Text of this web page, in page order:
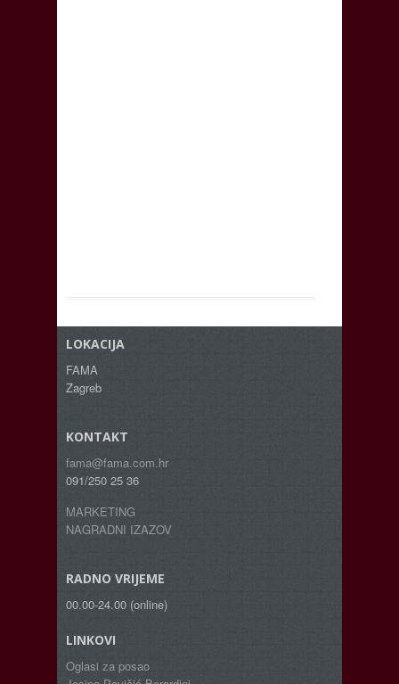
LOKACIJA
FAMA
Zagreb
KONTAKT
fama@fama.com.hr
091/250 25 36
MARKETING
NAGRADNI IZAZOV
RADNO VRIJEME
00.00-24.00 (online)
LINKOVI
Oglasi za posao